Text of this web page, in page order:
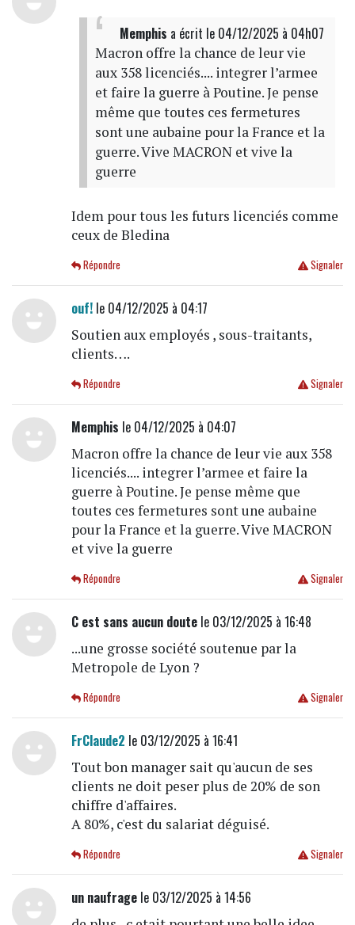
Memphis a écrit le 04/12/2025 à 04h07
Macron offre la chance de leur vie
aux 358 licenciés.... integrer l’armee
et faire la guerre à Poutine. Je pense
même que toutes ces fermetures
sont une aubaine pour la France et la
guerre. Vive MACRON et vive la
guerre
Idem pour tous les futurs licenciés comme
ceux de Bledina
Signaler
Répondre
ouf!le 04/12/2025 à 04:17
Soutien aux employés , sous-traitants,
clients….
Signaler
Répondre
Memphis le 04/12/2025 à 04:07
Macron offre la chance de leur vie aux 358
licenciés.... integrer l’armee et faire la
guerre à Poutine. Je pense même que
toutes ces fermetures sont une aubaine
pour la France et la guerre. Vive MACRON
et vive la guerre
Signaler
Répondre
C est sans aucun doutele 03/12/2025 à 16:48
...une grosse société soutenue par la
Metropole de Lyon ?
Signaler
Répondre
FrClaude2 le 03/12/2025 à 16:41
Tout bon manager sait qu'aucun de ses
clients ne doit peser plus de 20% de son
chiffre d'affaires.
A 80%, c'est du salariat déguisé.
Signaler
Répondre
un naufragele 03/12/2025 à 14:56